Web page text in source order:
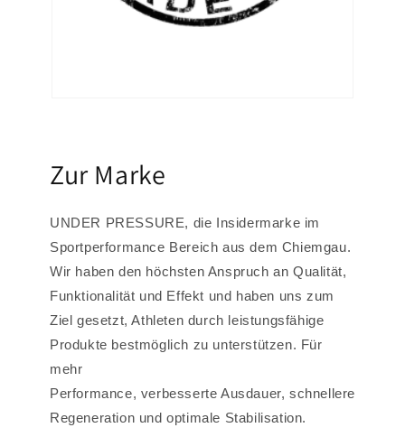
Zur Marke
UNDER PRESSURE, die Insidermarke im
Sportperformance Bereich aus dem Chiemgau.
Wir haben den höchsten Anspruch an Qualität,
Funktionalität und Effekt und haben uns zum
Ziel gesetzt, Athleten durch leistungsfähige
Produkte bestmöglich zu unterstützen. Für
mehr
Performance, verbesserte Ausdauer, schnellere
Regeneration und optimale Stabilisation.